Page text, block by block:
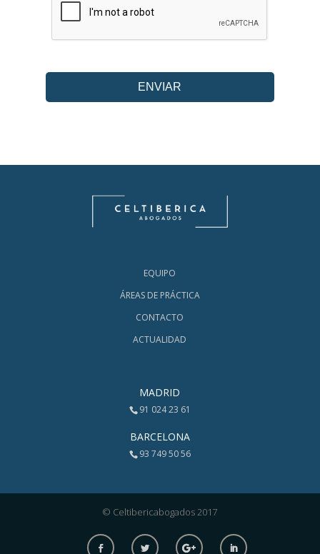
EQUIPO
ÁREAS DE PRÁCTICA
CONTACTO
ACTUALIDAD
MADRID
91 024 23 61
BARCELONA
93 749 50 56
© Celtibericabogados 2017